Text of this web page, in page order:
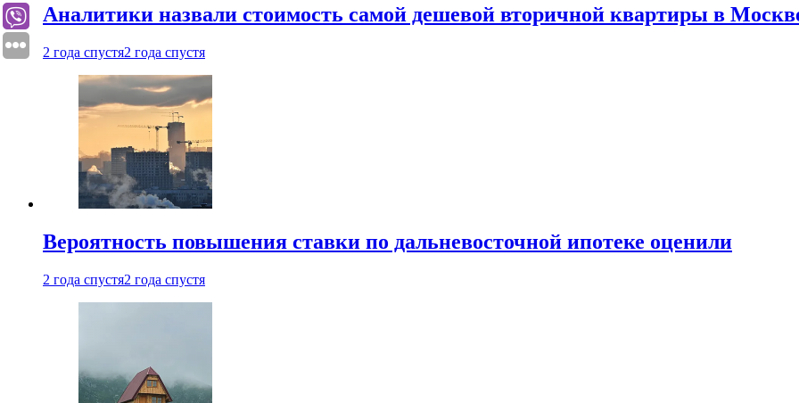
Аналитики назвали стоимость самой дешевой вторичной квартиры в
2 года спустя2 года спустя
Вероятность повышения ставки по дальневосточной ипотеке оценили
2 года спустя2 года спустя